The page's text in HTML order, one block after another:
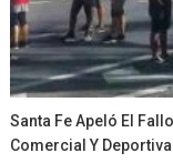
Santa Fe Apeló El
Comercial Y Deportiva